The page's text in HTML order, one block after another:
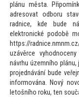
plánu města.
adresovat odboru
radnice, kde bude
elektronické podobě
https://
uzávěrce
návrhu územního
projednávání bude
informována. Nový
letošního roku, ten